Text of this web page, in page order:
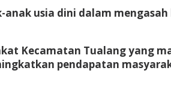
usia dini dalam
Kecamatan Tualang yang
pendapatan